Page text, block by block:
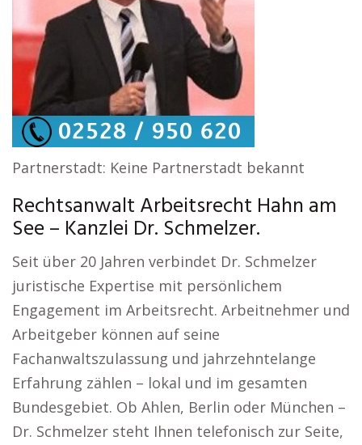
Partnerstadt: Keine Partnerstadt bekannt
Rechtsanwalt Arbeitsrecht Hahn am
See – Kanzlei Dr. Schmelzer.
Seit über 20 Jahren verbindet Dr. Schmelzer
juristische Expertise mit persönlichem
Engagement im Arbeitsrecht. Arbeitnehmer und
Arbeitgeber können auf seine
Fachanwaltszulassung und jahrzehntelange
Erfahrung zählen – lokal und im gesamten
Bundesgebiet. Ob Ahlen, Berlin oder München –
Dr. Schmelzer steht Ihnen telefonisch zur Seite,